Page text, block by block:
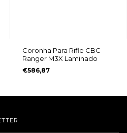
Coronha Para Rifle CBC
Ranger M3X Laminado
€586,87